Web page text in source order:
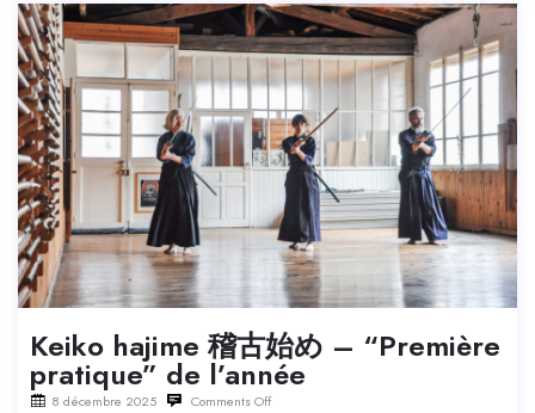
Keiko hajime 稽古始め – “Première
pratique” de l’année
8 décembre 2025 Comments Off